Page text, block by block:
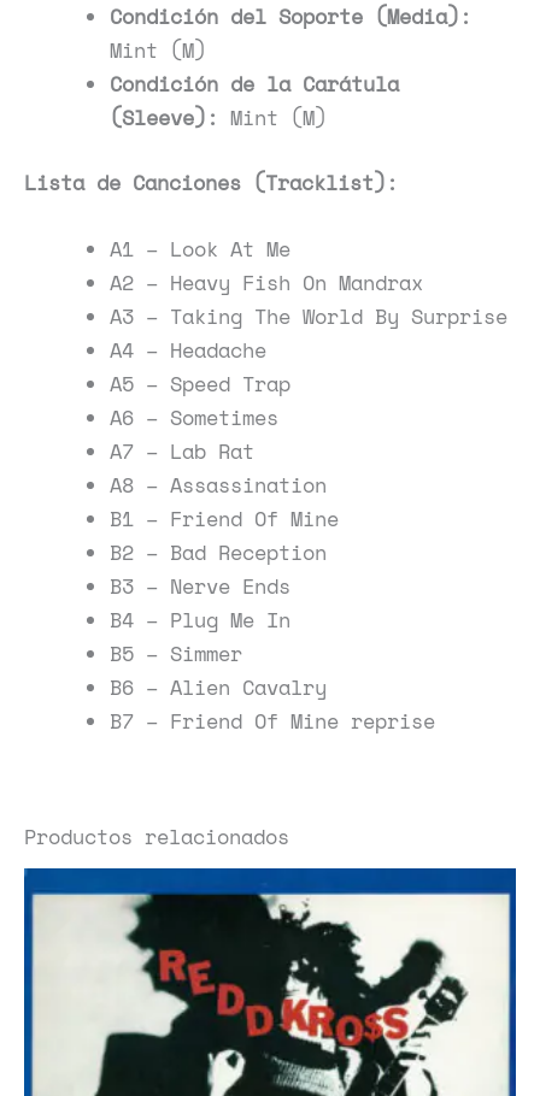
Condición del Soporte (Media):
Mint (M)
Condición de la Carátula
(Sleeve): Mint (M)
Lista de Canciones (Tracklist):
A1 – Look At Me
A2 – Heavy Fish On Mandrax
A3 – Taking The World By Surprise
A4 – Headache
A5 – Speed Trap
A6 – Sometimes
A7 – Lab Rat
A8 – Assassination
B1 – Friend Of Mine
B2 – Bad Reception
B3 – Nerve Ends
B4 – Plug Me In
B5 – Simmer
B6 – Alien Cavalry
B7 – Friend Of Mine reprise
Productos relacionados